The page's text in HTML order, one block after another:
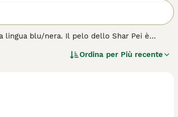
lingua blu/nera. Il pelo dello Shar Pei è
per la caccia, la guardia e la pastorizia,
Ordina per Più recente